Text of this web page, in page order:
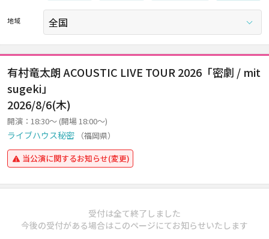
地域
有村竜太朗 ACOUSTIC LIVE TOUR 2026「密劇 / mit
sugeki」
2026/8/6(木)
開演：18:30～ (開場 18:00～)
ライブハウス秘密
（福岡県）
当公演に関するお知らせ(変更)
受付は全て終了しました
今後の受付がある場合はこのページにてお知らせいたします